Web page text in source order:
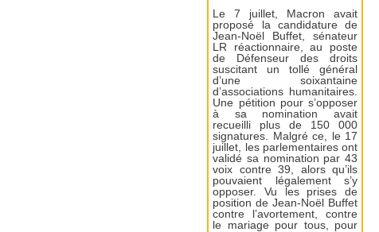
Le 7 juillet, Macron avait
proposé la candidature de
Jean-Noël Buffet, sénateur
LR réactionnaire, au poste
de Défenseur des droits
suscitant un tollé général
d’une soixantaine
d’associations humanitaires.
Une pétition pour s’opposer
à sa nomination avait
recueilli plus de 150 000
signatures. Malgré ce, le 17
juillet, les parlementaires ont
validé sa nomination par 43
voix contre 39, alors qu’ils
pouvaient légalement s’y
opposer. Vu les prises de
position de Jean-Noël Buffet
contre l’avortement, contre
le mariage pour tous, pour